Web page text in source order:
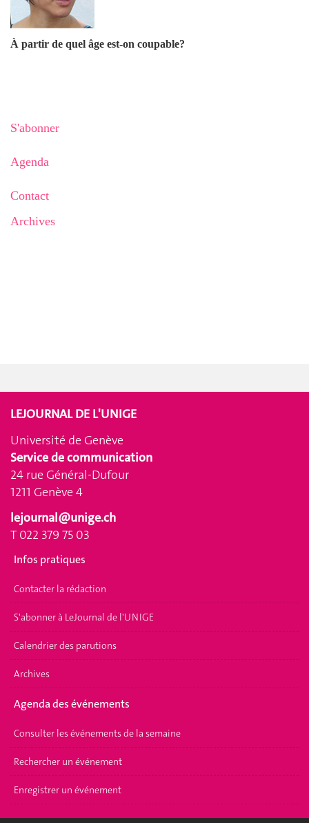
À partir de quel âge est-on coupable?
S'abonner
Agenda
Contact
Archives
LEJOURNAL DE L'UNIGE
Université de Genève
Service de communication
24 rue Général-Dufour
1211 Genève 4
lejournal@unige.ch
T 022 379 75 03
Infos pratiques
Contacter la rédaction
S'abonner à LeJournal de l'UNIGE
Calendrier des parutions
Archives
Agenda des événements
Consulter les événements de la semaine
Rechercher un événement
Enregistrer un événement